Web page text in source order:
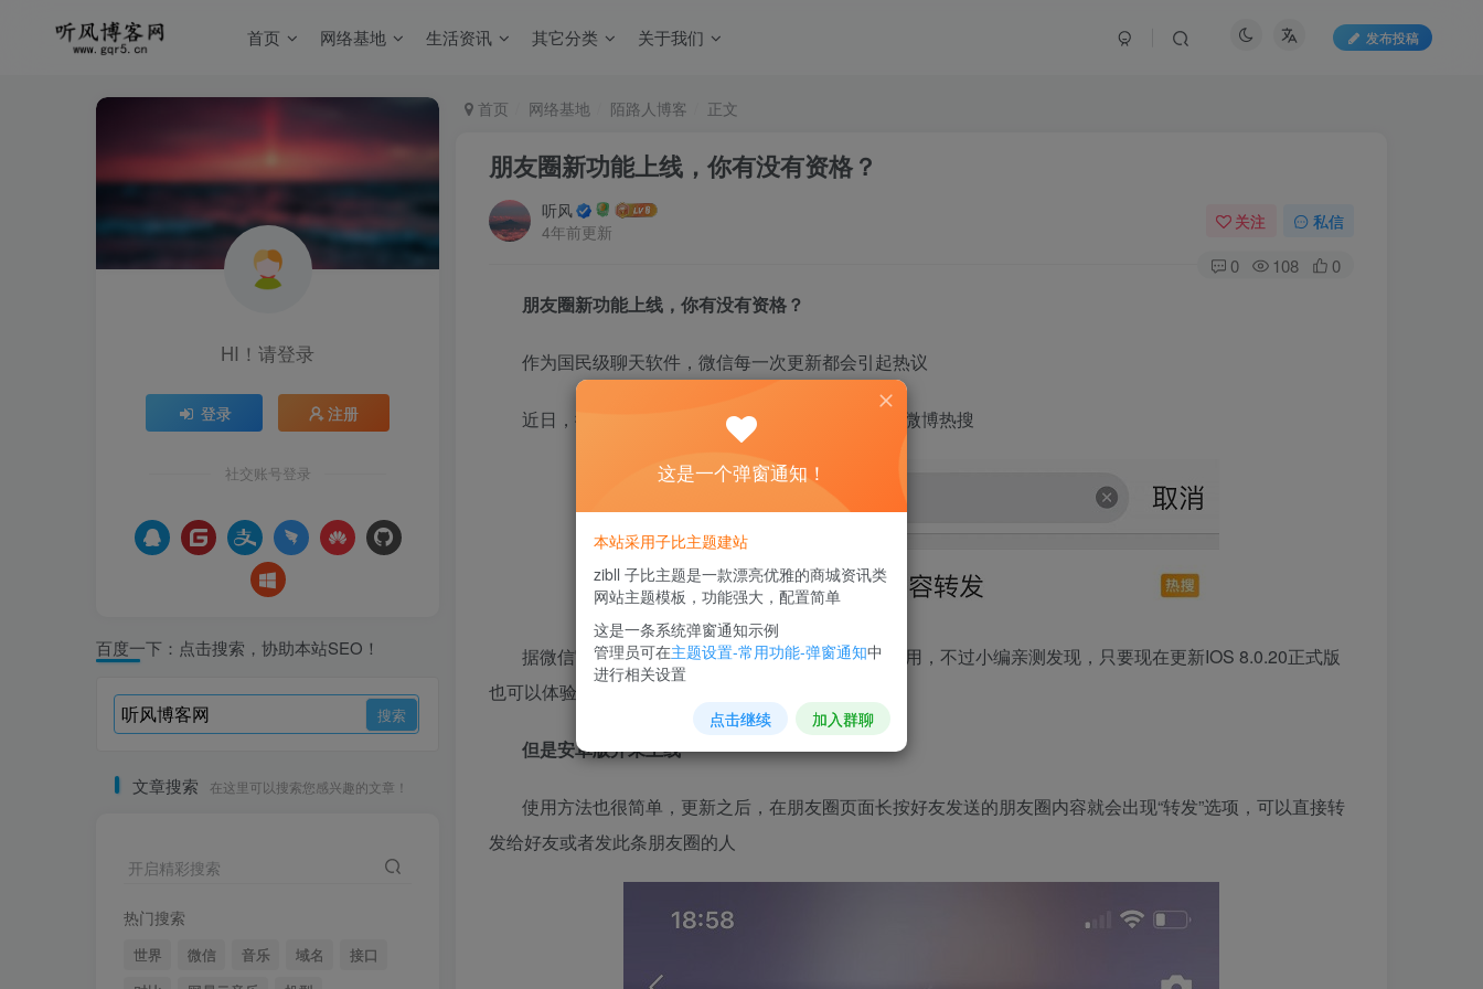
首页 网络基地 生活资讯 其它分类 关于我们 发布投稿
首页 网络基地 陌路人博客 正文
朋友圈新功能上线，你有没有资格？
听风
4年前更新
关注 私信
0 108 0
朋友圈新功能上线，你有没有资格？
作为国民级聊天软件，微信每一次更新都会引起热议
近日，微信朋友圈上线“转发”功能，又一次登上了微博热搜
据微信官方说该功能只有IOS 8.0.21测试版可以使用，不过小编亲测发现，只要现在更新IOS 8.0.20正式版
也可以体验该功能
但是安卓版并未上线
使用方法也很简单，更新之后，在朋友圈页面长按好友发送的朋友圈内容就会出现“转发”选项，可以直接转
发给好友或者发此条朋友圈的人
HI！请登录
登录 注册
社交账号登录
百度一下：点击搜索，协助本站SEO！
文章搜索 在这里可以搜索您感兴趣的文章！
开启精彩搜索
热门搜索
世界 微信 音乐 域名
接口
这是一个弹窗通知！
本站采用子比主题建站
zibll 子比主题是一款漂亮优雅的商城资讯类
网站主题模板，功能强大，配置简单
这是一条系统弹窗通知示例
管理员可在主题设置-常用功能-弹窗通知中
进行相关设置
点击继续 加入群聊